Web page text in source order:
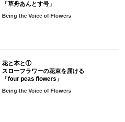
「草舟あんとす号」
Being the Voice of Flowers
花と本と①
スローフラワーの花束を届ける
「four peas flowers」
Being the Voice of Flowers